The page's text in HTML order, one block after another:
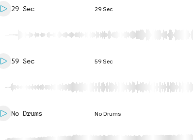
29 Sec 29 Sec
59 Sec 59 Sec
No Drums No Drums